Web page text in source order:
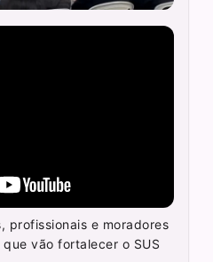
profissionais e moradores
vão fortalecer o SUS